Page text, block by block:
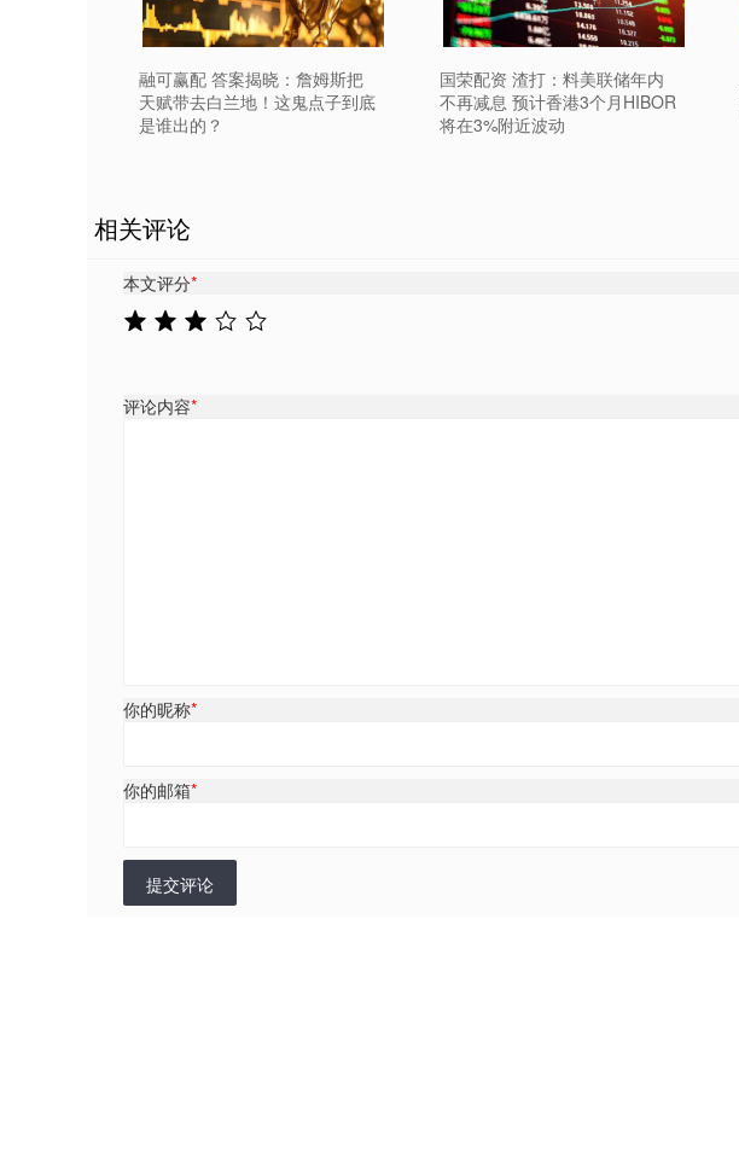
融可赢配 答案揭晓：詹姆斯把
天赋带去白兰地！这鬼点子到底
是谁出的？
国荣配资 渣打：料美联储年内
不再减息 预计香港3个月HIBOR
将在3%附近波动
相关评论
本文评分*
评论内容*
你的昵称*
你的邮箱*
提交评论